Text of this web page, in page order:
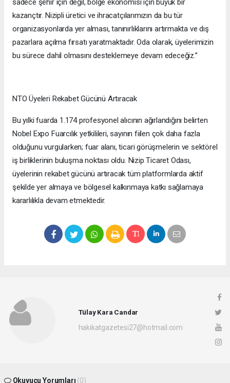
kazançtır. Nizipli üretici ve ihracatçılarımızın da bu tür
organizasyonlarda yer alması, tanınırlıklarını artırmakta ve dış
pazarlara açılma fırsatı yaratmaktadır. Oda olarak, üyelerimizin
bu sürece dahil olmasını desteklemeye devam edeceğiz.”
NTO Üyeleri Rekabet Gücünü Artıracak
Bu yılki fuarda 1.174 profesyonel alıcının ağırlandığını belirten
Nobel Expo Fuarcılık yetkilileri, sayının fiilen çok daha fazla
olduğunu vurgularken; fuar alanı, ticari görüşmelerin ve sektörel
iş birliklerinin buluşma noktası oldu. Nizip Ticaret Odası,
üyelerinin rekabet gücünü artıracak tüm platformlarda aktif
şekilde yer almaya ve bölgesel kalkınmaya katkı sağlamaya
kararlılıkla devam etmektedir.
Tülay Kara Candar
hakikatgazetesi27@hotmail.com
Okuyucu Yorumları (0)